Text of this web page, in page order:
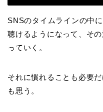
SNSのタイムラインの中
聴けるようになって、そ
っていく。
それに慣れることも必要
も思う。